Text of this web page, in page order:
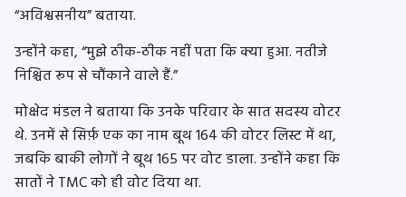
“अविश्वसनीय” बताया.
उन्होंने कहा, “मुझे ठीक-ठीक नहीं पता कि क्या हुआ. नतीजे
निश्चित रूप से चौंकाने वाले हैं.”
मोक्षेद मंडल ने बताया कि उनके परिवार के सात सदस्य वोटर
थे. उनमें से सिर्फ़ एक का नाम बूथ 164 की वोटर लिस्ट में था,
जबकि बाकी लोगों ने बूथ 165 पर वोट डाला. उन्होंने कहा कि
सातों ने TMC को ही वोट दिया था.